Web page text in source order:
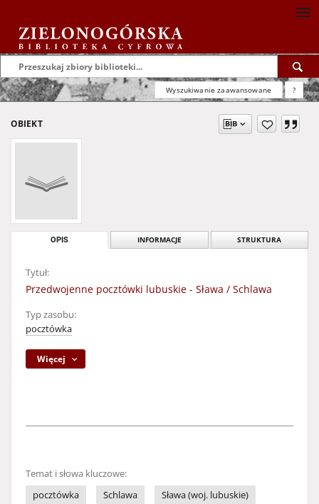
Wyszukiwanie zaawansowane ?
OBIEKT
OPIS INFORMACJE STRUKTURA
Tytuł:
Przedwojenne pocztówki lubuskie - Sława / Schlawa
Typ zasobu:
pocztówka
Więcej
Temat i słowa kluczowe:
pocztówka
Schlawa Sława (woj. lubuskie)